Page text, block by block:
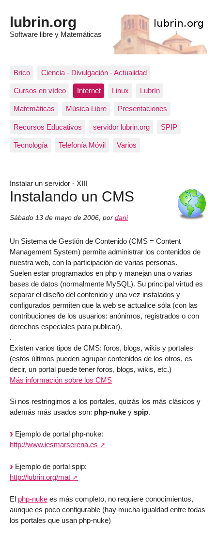
lubrin.org
Software libre y Matemáticas
Brico Ciencia - Divulgación - Actualidad
Cursos en vídeo Internet Linux Lubrín
Matemáticas Música Libre Presentaciones
Recursos Educativos servidor lubrin.org SPIP
Tecnología Telefonía Móvil Varios
Instalar un servidor - XIII
Instalando un CMS
Sábado 13 de mayo de 2006, por dani
Un Sistema de Gestión de Contenido (CMS = Content
Management System) permite administrar los contenidos de
nuestra web, con la participación de varias personas.
Suelen estar programados en php y manejan una o varias
bases de datos (normalmente MySQL). Su principal virtud es
separar el diseño del contenido y una vez instalados y
configurados permiten que la web se actualice sóla (con las
contribuciones de los usuarios: anónimos, registrados o con
derechos especiales para publicar).
.
Existen varios tipos de CMS: foros, blogs, wikis y portales
(estos últimos pueden agrupar contenidos de los otros, es
decir, un portal puede tener foros, blogs, wikis, etc.)
Más información sobre los CMS
Si nos restringimos a los portales, quizás los más clásicos y
además más usados son: php-nuke y spip.
Ejemplo de portal php-nuke:
http://www.iesmarserena.es
Ejemplo de portal spip:
http://lubrin.org/mat
El php-nuke es más completo, no requiere conocimientos,
aunque es poco configurable (hay mucha igualdad entre todas
los portales que usan php-nuke)